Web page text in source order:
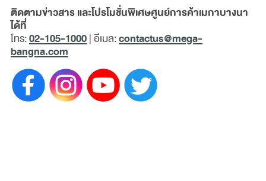
ติดตามข่าวสาร และโปรโมชั่นพิเศษศูนย์การค้าเมกาบางนา
ได้ที่
โทร:02-105-1000| อีเมล:contactus@mega-
bangna.com